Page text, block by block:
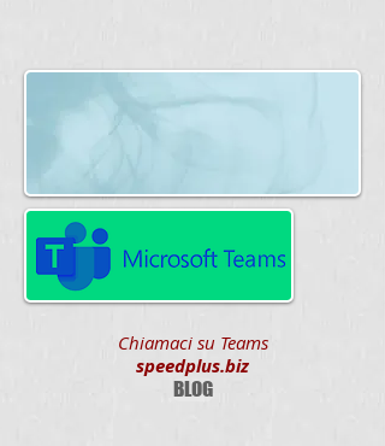
Chiamaci su Teams
speedplus.biz
BLOG